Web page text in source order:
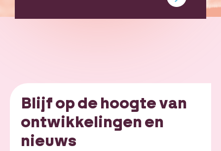
Blijf op de hoogte van
ontwikkelingen en
nieuws